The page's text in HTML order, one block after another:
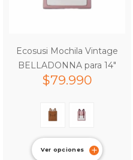
Ecosusi Mochila Vintage
BELLADONNA para 14″
$79.990
Ver opciones